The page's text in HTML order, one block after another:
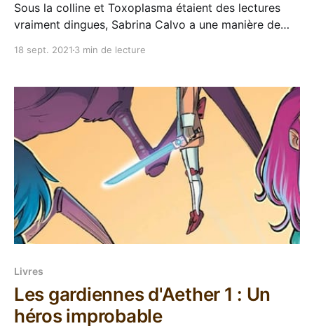
Sous la colline et Toxoplasma étaient des lectures
vraiment dingues, Sabrina Calvo a une manière de
n'importe quoi qui reste cohérent et fou à la fois.
repoussé
18 sept. 2021 3 min de lecture
Livres
Les gardiennes d'Aether 1 : Un
héros improbable